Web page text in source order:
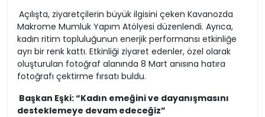
Açılışta, ziyaretçilerin büyük ilgisini çeken Kavanozda
Makrome Mumluk Yapım Atölyesi düzenlendi. Ayrıca,
kadın ritim topluluğunun enerjik performansı etkinliğe
ayrı bir renk kattı. Etkinliği ziyaret edenler, özel olarak
oluşturulan fotoğraf alanında 8 Mart anısına hatıra
fotoğrafı çektirme fırsatı buldu.
Başkan Eşki: “Kadın emeğini ve dayanışmasını
desteklemeye devam edeceğiz”